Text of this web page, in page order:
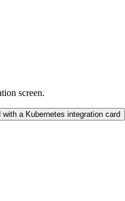
screen.
a Kubernetes integration card